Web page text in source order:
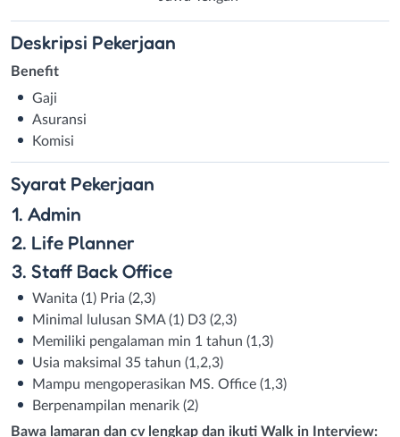
Deskripsi Pekerjaan
Benefit
Gaji
Asuransi
Komisi
Syarat Pekerjaan
1. Admin
2. Life Planner
3. Staff Back Office
Wanita (1) Pria (2,3)
Minimal lulusan SMA (1) D3 (2,3)
Memiliki pengalaman min 1 tahun (1,3)
Usia maksimal 35 tahun (1,2,3)
Mampu mengoperasikan MS. Office (1,3)
Berpenampilan menarik (2)
Bawa lamaran dan cv lengkap dan ikuti Walk in Interview: